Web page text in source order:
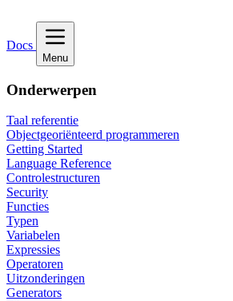
Docs
Menu
Onderwerpen
Taal referentie
Objectgeoriënteerd programmeren
Getting Started
Language Reference
Controlestructuren
Security
Functies
Typen
Variabelen
Expressies
Operatoren
Uitzonderingen
Generators